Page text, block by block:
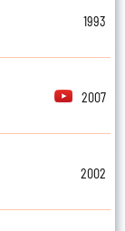
1993
2007
2002